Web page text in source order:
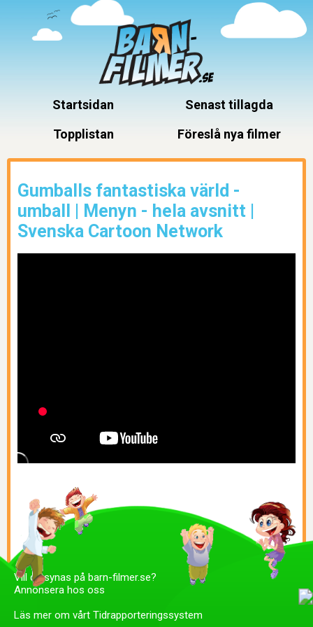
Startsidan
Senast tillagda
Topplistan
Föreslå nya filmer
Gumballs fantastiska värld -
umball | Menyn - hela avsnitt |
Svenska Cartoon Network
Vill du synas på barn-filmer.se?
Annonsera hos oss
Läs mer om vårt Tidrapporteringssystem